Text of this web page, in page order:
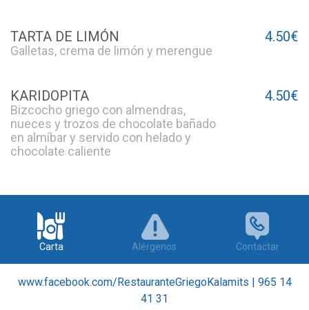
TARTA DE LIMÓN
Galletas, crema de limón y merengue
4.50€
KARIDOPITA
Bizcocho griego con almendras,
nueces y trozos de chocolate bañado
en almíbar y servido con helado y
chocolate caliente
4.50€
Carta Alérgenos Contactar
www.facebook.com/RestauranteGriegoKalamits
965 14
41 31